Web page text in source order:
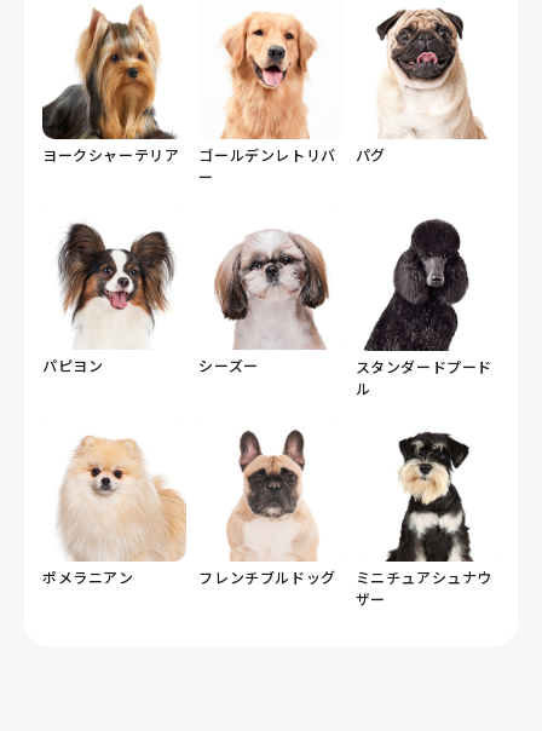
ヨークシャーテリア
ゴールデンレトリバ
ー
パグ
パピヨン シーズー
スタンダードプード
ル
ポメラニアン フレンチブルドッグ
ミニチュアシュナウ
ザー